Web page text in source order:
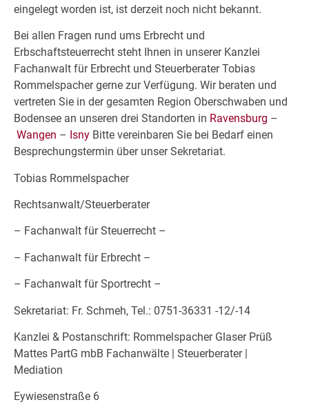
eingelegt worden ist, ist derzeit noch nicht bekannt.
Bei allen Fragen rund ums Erbrecht und
Erbschaftsteuerrecht steht Ihnen in unserer Kanzlei
Fachanwalt für Erbrecht und Steuerberater Tobias
Rommelspacher gerne zur Verfügung. Wir beraten und
vertreten Sie in der gesamten Region Oberschwaben und
Bodensee an unseren drei Standorten in Ravensburg –
Wangen – Isny Bitte vereinbaren Sie bei Bedarf einen
Besprechungstermin über unser Sekretariat.
Tobias Rommelspacher
Rechtsanwalt/Steuerberater
– Fachanwalt für Steuerrecht –
– Fachanwalt für Erbrecht –
– Fachanwalt für Sportrecht –
Sekretariat: Fr. Schmeh, Tel.: 0751-36331 -12/-14
Kanzlei & Postanschrift: Rommelspacher Glaser Prüß
Mattes PartG mbB Fachanwälte | Steuerberater |
Mediation
Eywiesenstraße 6